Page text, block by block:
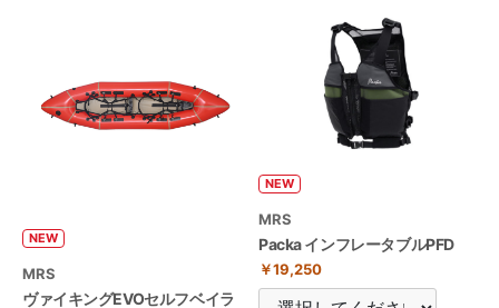
NEW
MRS
ヴァイキングEVOセルフベイラ
NEW
MRS
Packa インフレータブルPFD
￥19,250